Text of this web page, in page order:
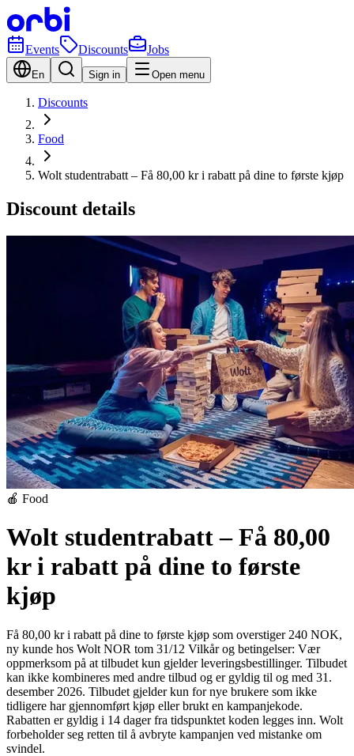
Events Discounts Jobs
En Sign in Open menu
Discounts
Food
Wolt studentrabatt – Få 80,00 kr i rabatt på dine to første kjøp
Discount details
🍎 Food
Wolt studentrabatt – Få 80,00
kr i rabatt på dine to første
kjøp
Få 80,00 kr i rabatt på dine to første kjøp som overstiger 240 NOK,
ny kunde hos Wolt NOR tom 31/12 Vilkår og betingelser: Vær
oppmerksom på at tilbudet kun gjelder leveringsbestillinger. Tilbudet
kan ikke kombineres med andre tilbud og er gyldig til og med 31.
desember 2026. Tilbudet gjelder kun for nye brukere som ikke
tidligere har gjennomført kjøp eller brukt en kampanjekode.
Rabatten er gyldig i 14 dager fra tidspunktet koden legges inn. Wolt
forbeholder seg retten til å avbryte kampanjen ved mistanke om
svindel.